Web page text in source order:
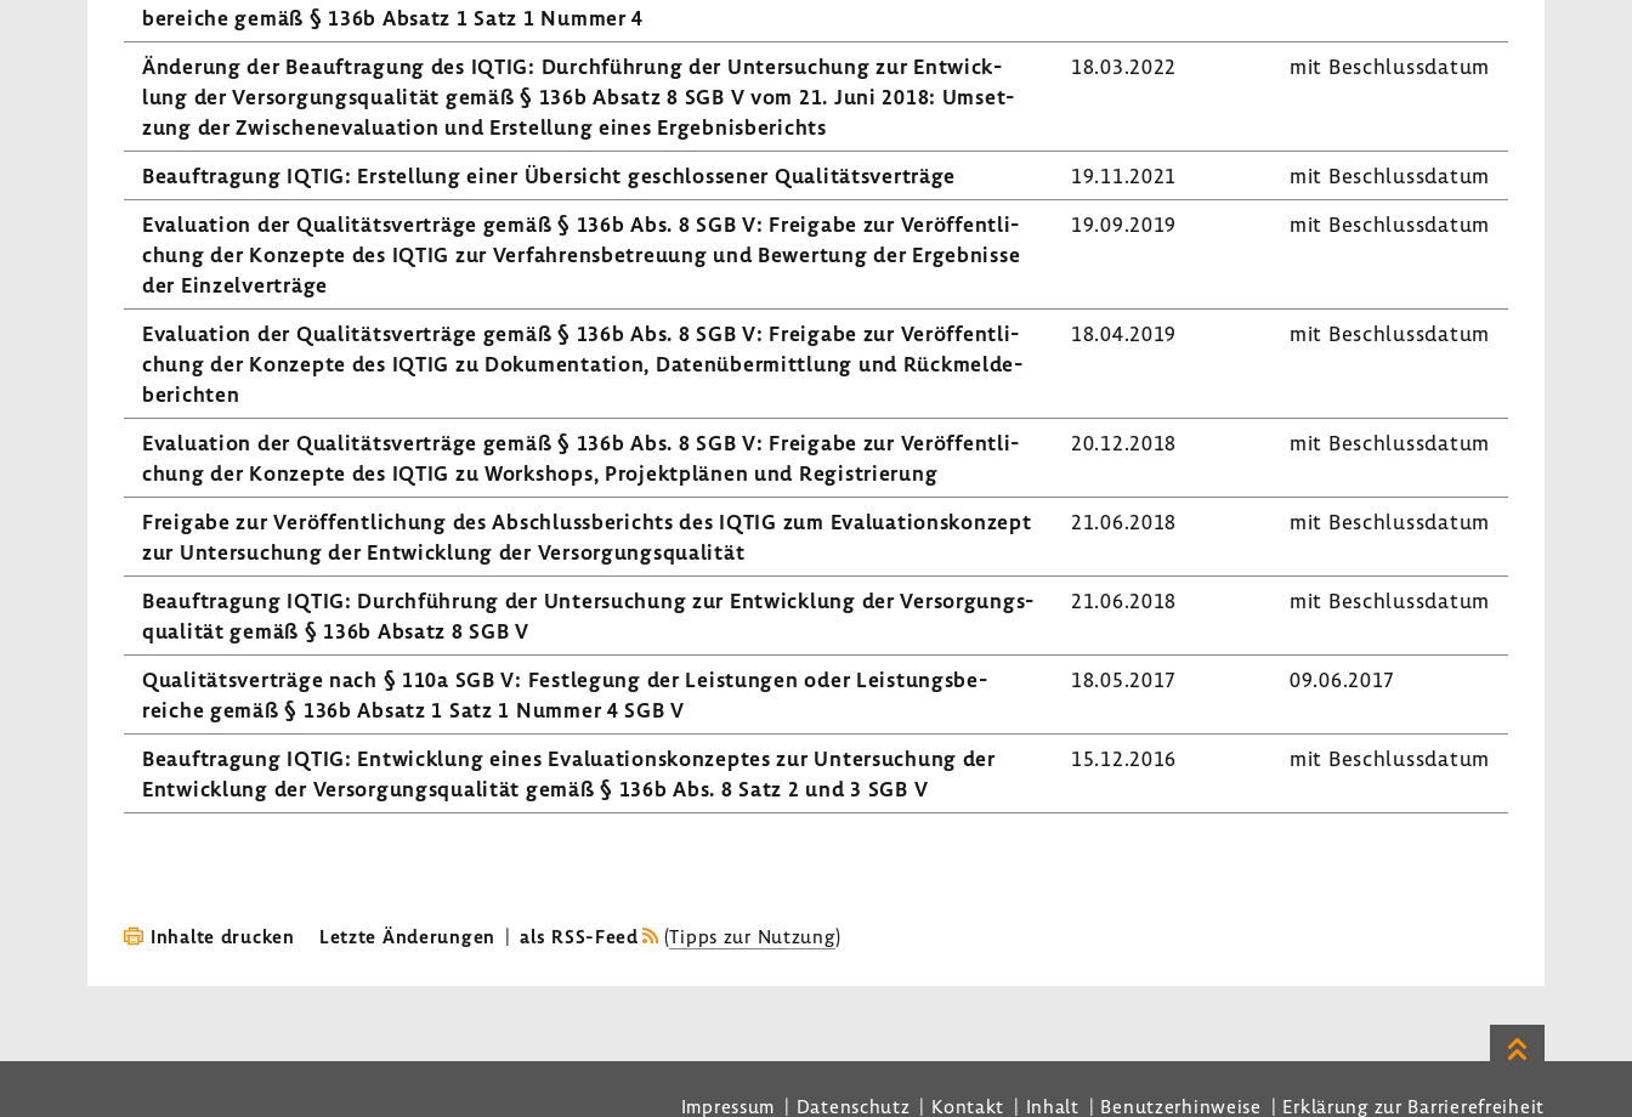
be­reiche gemäß § 136b Absatz 1 Satz 1 Nummer 4
Ände­rung der Beauf­tra­gung des IQTIG: Durch­füh­rung der Unter­su­chung zur Entwick­
lung der Versor­gungs­qua­lität gemäß § 136b Absatz 8 SGB V vom 21. Juni 2018: Umset­
zung der Zwischen­eva­lua­tion und Erstel­lung eines Ergeb­nis­be­richts
18.03.2022 mit Beschluss­datum
Beauf­tra­gung IQTIG: Erstel­lung einer Über­sicht geschlos­sener Quali­täts­ver­träge 19.11.2021
mit Beschluss­datum
Evalua­tion der Quali­täts­ver­träge gemäß § 136b Abs. 8 SGB V: Frei­gabe zur Veröf­fent­li­
chung der Konzepte des IQTIG zur Verfah­rens­be­treuung und Bewer­tung der Ergeb­nisse
der Einzel­ver­träge
19.09.2019 mit Beschluss­datum
Evalua­tion der Quali­täts­ver­träge gemäß § 136b Abs. 8 SGB V: Frei­gabe zur Veröf­fent­li­
chung der Konzepte des IQTIG zu Doku­men­ta­tion, Daten­über­mitt­lung und Rück­mel­de­
be­richten
18.04.2019 mit Beschluss­datum
Evalua­tion der Quali­täts­ver­träge gemäß § 136b Abs. 8 SGB V: Frei­gabe zur Veröf­fent­li­
chung der Konzepte des IQTIG zu Work­shops, Projekt­plänen und Regis­trie­rung
20.12.2018 mit Beschluss­datum
Frei­gabe zur Veröf­fent­li­chung des Abschluss­be­richts des IQTIG zum Evalua­ti­ons­kon­zept
zur Unter­su­chung der Entwick­lung der Versor­gungs­qua­lität
21.06.2018 mit Beschluss­datum
Beauf­tra­gung IQTIG: Durch­füh­rung der Unter­su­chung zur Entwick­lung der Versor­gungs­
qua­lität gemäß § 136b Absatz 8 SGB V
21.06.2018 mit Beschluss­datum
Quali­täts­ver­träge nach § 110a SGB V: Fest­le­gung der Leis­tungen oder Leis­tungs­be­
reiche gemäß § 136b Absatz 1 Satz 1 Nummer 4 SGB V
18.05.2017 09.06.2017
Beauf­tra­gung IQTIG: Entwick­lung eines Evalua­ti­ons­kon­zeptes zur Unter­su­chung der
Entwick­lung der Versor­gungs­qua­lität gemäß § 136b Abs. 8 Satz 2 und 3 SGB V
15.12.2016 mit Beschluss­datum
Inhalte drucken Letzte Änderungen | als RSS-Feed (Tipps zur Nutzung)
Zum
Impressum Datenschutz Kontakt Inhalt Benutzerhinweise Erklärung zur Barrierefreiheit